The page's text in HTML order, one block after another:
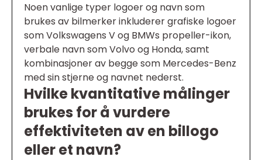
Noen vanlige typer logoer og navn som
brukes av bilmerker inkluderer grafiske logoer
som Volkswagens V og BMWs propeller-ikon,
verbale navn som Volvo og Honda, samt
kombinasjoner av begge som Mercedes-Benz
med sin stjerne og navnet nederst.
Hvilke kvantitative målinger
brukes for å vurdere
effektiviteten av en billogo
eller et navn?